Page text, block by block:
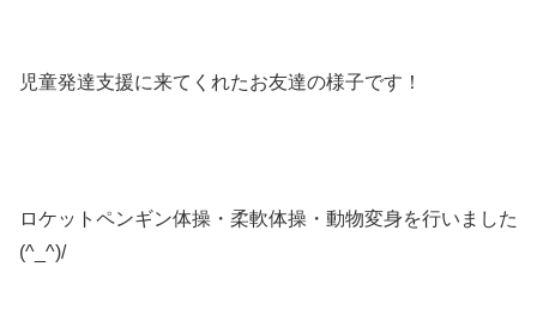
児童発達支援に来てくれたお友達の様子です！
ロケットペンギン体操・柔軟体操・動物変身を行いました
(^_^)/